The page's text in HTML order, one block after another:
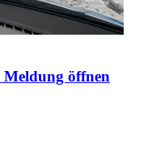
Meldung öffnen